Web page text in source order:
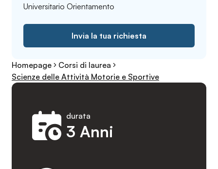
Universitario Orientamento
Invia la tua richiesta
Homepage
Corsi di laurea
Scienze delle Attività Motorie e Sportive
3 Anni
durata